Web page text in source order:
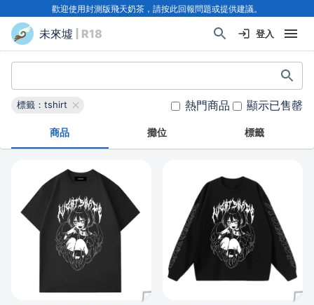
歡迎使用封測版飛天奶茶，請按此回報問題或提供建議。
未來墟 | R18 登入
標籤：tshirt 熱門商品 顯示已售罄
商品 攤位 標籤